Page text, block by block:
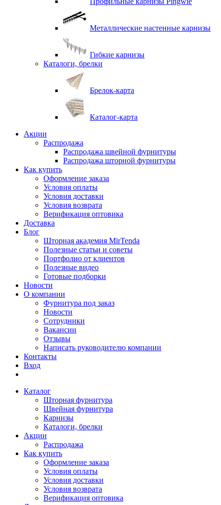
Металлические настенные карнизы
Гибкие карнизы
Каталоги, брелки
Брелок-карта
Каталог-карта
Акции
Распродажа
Распродажа швейной фурнитуры
Распродажа шторной фурнитуры
Как купить
Оформление заказа
Условия оплаты
Условия доставки
Условия возврата
Верификация оптовика
Доставка
Блог
Шторная академия MirTenda
Полезные статьи и советы
Портфолио от клиентов
Полезные видео
Готовые подборки
Новости
О компании
Фурнитура под заказ
Новости
Сотрудники
Вакансии
Отзывы
Написать руководителю компании
Контакты
Вход
Каталог
Шторная фурнитура
Швейная фурнитура
Карнизы
Каталоги, брелки
Акции
Распродажа
Как купить
Оформление заказа
Условия оплаты
Условия доставки
Условия возврата
Верификация оптовика